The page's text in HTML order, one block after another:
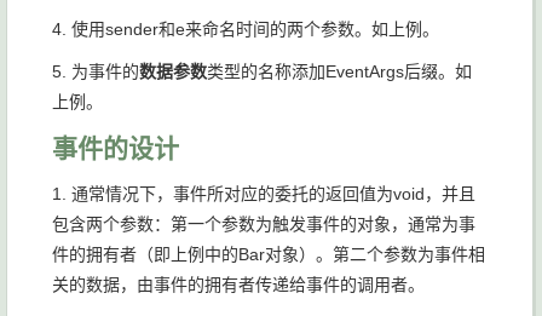
4. 使用sender和e来命名时间的两个参数。如上例。
5. 为事件的数据参数类型的名称添加EventArgs后缀。如
上例。
事件的设计
1. 通常情况下，事件所对应的委托的返回值为void，并且
包含两个参数：第一个参数为触发事件的对象，通常为事
件的拥有者（即上例中的Bar对象）。第二个参数为事件相
关的数据，由事件的拥有者传递给事件的调用者。